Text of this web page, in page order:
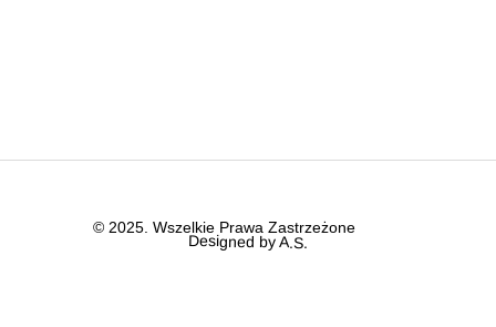
© 2025. Wszelkie Prawa Zastrzeżone
Designed by A.S.